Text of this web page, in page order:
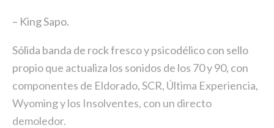
– King Sapo.
Sólida banda de rock fresco y psicodélico con sello
propio que actualiza los sonidos de los 70 y 90, con
componentes de Eldorado, SCR, Última Experiencia,
Wyoming y los Insolventes, con un directo
demoledor.